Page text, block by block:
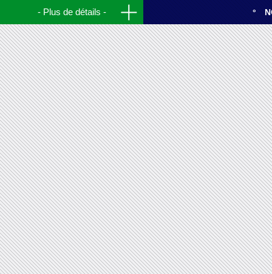
Plus de détails
St. Maximin 2014.